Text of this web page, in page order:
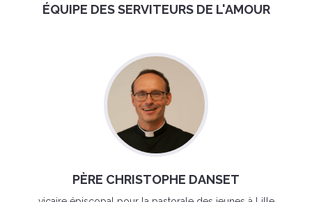
ÉQUIPE DES SERVITEURS DE L'AMOUR
PÈRE CHRISTOPHE DANSET